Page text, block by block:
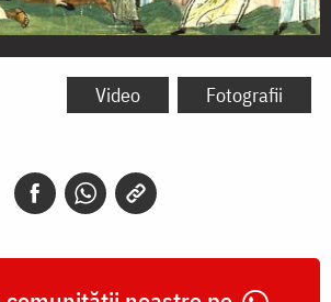
Video Fotografii